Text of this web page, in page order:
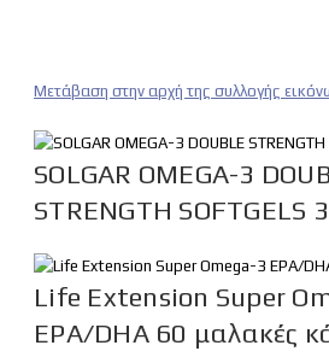
Μετάβαση στην αρχή της συλλογής
SOLGAR OMEGA-3
STRENGTH SOFTGELS
Life Extension Super
EPA/DHA 60 μαλακές